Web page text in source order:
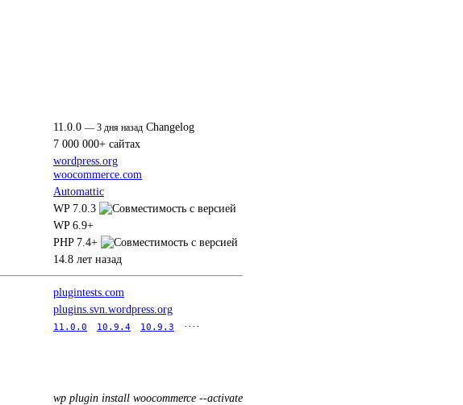
11.0.0 — 3 дня назад Changelog
7 000 000+ сайтах
wordpress.org
woocommerce.com
Automattic
WP 7.0.3
WP 6.9+
PHP 7.4+
14.8 лет назад
plugintests.com
plugins.svn.wordpress.org
11.0.0 10.9.4 10.9.3 ····
wp plugin install woocommerce --activate